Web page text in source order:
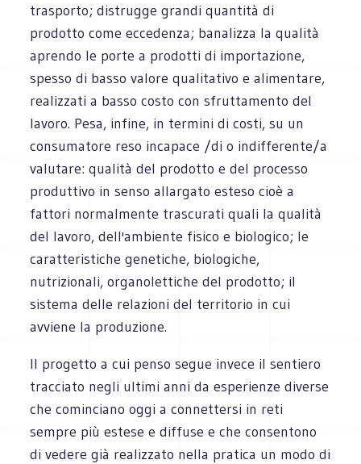
trasporto; distrugge grandi quantità di
prodotto come eccedenza; banalizza la qualità
aprendo le porte a prodotti di importazione,
spesso di basso valore qualitativo e alimentare,
realizzati a basso costo con sfruttamento del
lavoro. Pesa, infine, in termini di costi, su un
consumatore reso incapace /di o indifferente/a
valutare: qualità del prodotto e del processo
produttivo in senso allargato esteso cioè a
fattori normalmente trascurati quali la qualità
del lavoro, dell'ambiente fisico e biologico; le
caratteristiche genetiche, biologiche,
nutrizionali, organolettiche del prodotto; il
sistema delle relazioni del territorio in cui
avviene la produzione.
Il progetto a cui penso segue invece il sentiero
tracciato negli ultimi anni da esperienze diverse
che cominciano oggi a connettersi in reti
sempre più estese e diffuse e che consentono
di vedere già realizzato nella pratica un modo di